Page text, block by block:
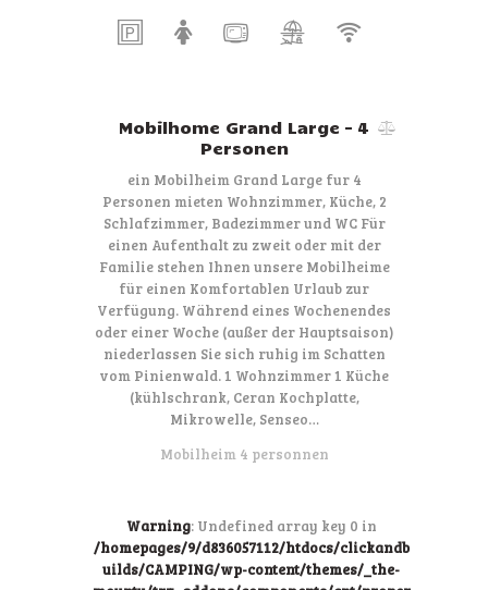
Mobilhome Grand Large – 4
Personen
ein Mobilheim Grand Large fur 4
Personen mieten Wohnzimmer, Küche, 2
Schlafzimmer, Badezimmer und WC Für
einen Aufenthalt zu zweit oder mit der
Familie stehen Ihnen unsere Mobilheime
für einen Komfortablen Urlaub zur
Verfügung. Während eines Wochenendes
oder einer Woche (außer der Hauptsaison)
niederlassen Sie sich ruhig im Schatten
vom Pinienwald. 1 Wohnzimmer 1 Küche
(kühlschrank, Ceran Kochplatte,
Mikrowelle, Senseo…
Mobilheim 4 personnen
Warning: Undefined array key 0 in
/homepages/9/d836057112/htdocs/clickandb
uilds/CAMPING/wp-content/themes/_the-